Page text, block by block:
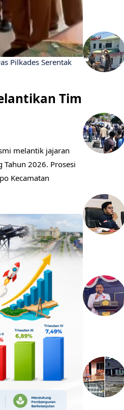
Pilkades Serentak
Tim
melantik jajaran
Tahun 2026. Prosesi
Kecamatan